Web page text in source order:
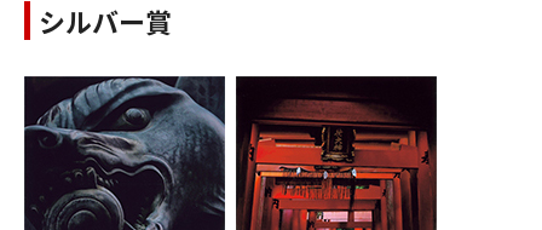
シルバー賞